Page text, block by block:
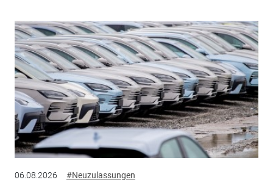
06.08.2026 #Neuzulassungen